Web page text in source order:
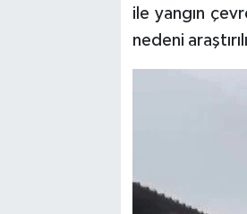
ile yangın
nedeni